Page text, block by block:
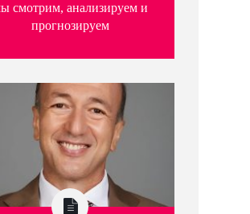
смотрим, анализируем и
прогнозируем